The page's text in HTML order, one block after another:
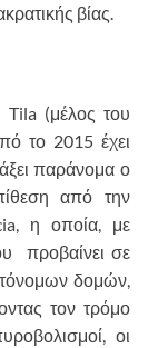
βίας.
Tila (μέλος του
το 2015 έχει
παράνομα ο
από την
η οποία, με
προβαίνει σε
δομών,
τον τρόμο
οι